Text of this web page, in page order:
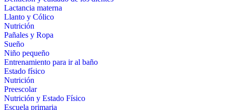
Lactancia materna
Llanto y Cólico
Nutrición
Pañales y Ropa
Sueño
Niño pequeño
Entrenamiento para ir al baño
Estado físico
Nutrición
Preescolar
Nutrición y Estado Físico
Escuela primaria